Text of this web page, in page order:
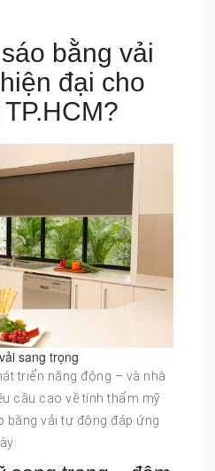
bằng vải
đại cho
sang trọng
triển năng động – và nhà
cầu cao về tính thẩm mỹ
bằng vải tự động đáp ứng